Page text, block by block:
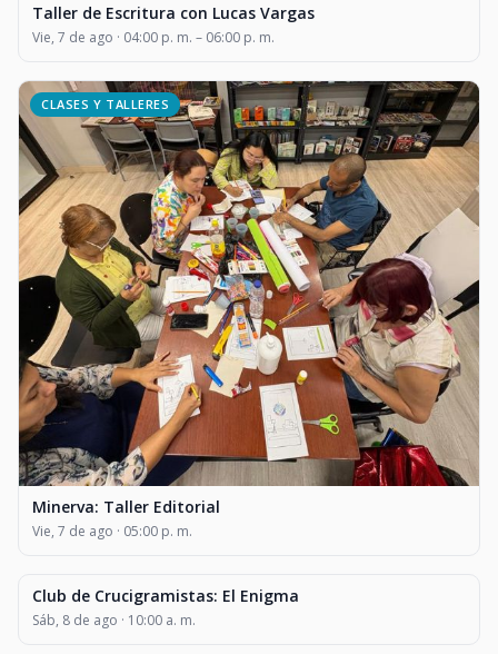
Taller de Escritura con Lucas Vargas
Vie, 7 de ago · 04:00 p. m. – 06:00 p. m.
CLASES Y TALLERES
Minerva: Taller Editorial
Vie, 7 de ago · 05:00 p. m.
CLASES Y TALLERES
Club de Crucigramistas: El Enigma
Sáb, 8 de ago · 10:00 a. m.